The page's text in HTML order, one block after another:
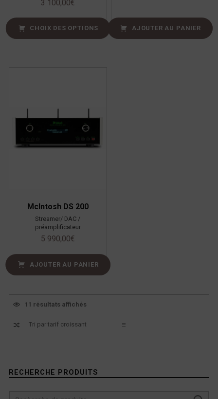
3 100,00€
CHOIX DES OPTIONS AJOUTER AU PANIER
McIntosh DS 200
Streamer/ DAC /
préamplificateur
5 990,00€
AJOUTER AU PANIER
11 résultats affichés
Sidebar
RECHERCHE PRODUITS